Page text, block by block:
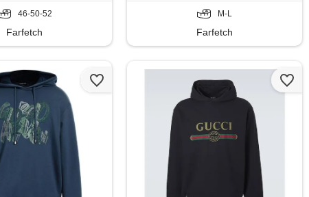
46-50-52
Farfetch
M-L
Farfetch